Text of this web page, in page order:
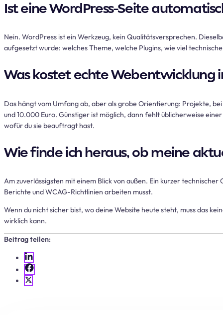
Ist eine WordPress-Seite
Nein. WordPress ist ein Werkzeug, kein Qualitätsversprechen.
aufgesetzt wurde: welches Theme, welche Plugins, wie viel
Was kostet echte Webentwicklung
Das hängt vom Umfang ab, aber als grobe Orientierung: Projekte,
und 10.000 Euro. Günstiger ist möglich, dann fehlt üblicherweise
wofür du sie beauftragt hast.
Wie finde ich heraus, ob meine
Am zuverlässigsten mit einem Blick von außen. Ein kurzer
Berichte und WCAG-Richtlinien arbeiten musst.
Wenn du nicht sicher bist, wo deine Website heute steht, muss das
wirklich kann.
Beitrag teilen: